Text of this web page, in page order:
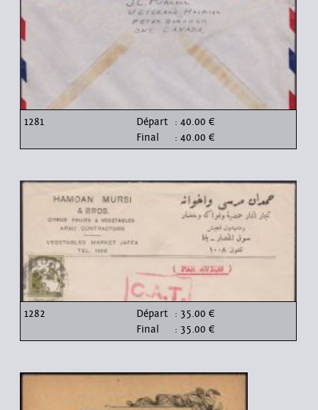
1281 Départ : 40.00 €
Final
: 40.00 €
1282 Départ : 35.00 €
Final
: 35.00 €